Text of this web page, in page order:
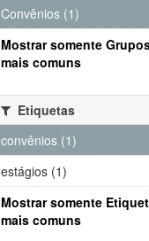
Convênios (1)
Mostrar somente
mais comuns
Etiquetas
convênios (1)
estágios (1)
Mostrar somente
mais comuns